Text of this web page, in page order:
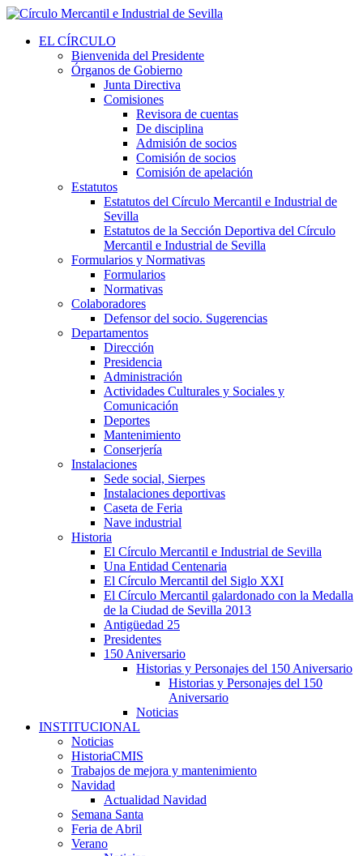
EL CÍRCULO
Bienvenida del Presidente
Órganos de Gobierno
Junta Directiva
Comisiones
Revisora de cuentas
De disciplina
Admisión de socios
Comisión de socios
Comisión de apelación
Estatutos
Estatutos del Círculo Mercantil e Industrial de
Sevilla
Estatutos de la Sección Deportiva del Círculo
Mercantil e Industrial de Sevilla
Formularios y Normativas
Formularios
Normativas
Colaboradores
Defensor del socio. Sugerencias
Departamentos
Dirección
Presidencia
Administración
Actividades Culturales y Sociales y
Comunicación
Deportes
Mantenimiento
Conserjería
Instalaciones
Sede social, Sierpes
Instalaciones deportivas
Caseta de Feria
Nave industrial
Historia
El Círculo Mercantil e Industrial de Sevilla
Una Entidad Centenaria
El Círculo Mercantil del Siglo XXI
El Círculo Mercantil galardonado con la Medalla
de la Ciudad de Sevilla 2013
Antigüedad 25
Presidentes
150 Aniversario
Historias y Personajes del 150 Aniversario
Historias y Personajes del 150
Aniversario
Noticias
INSTITUCIONAL
Noticias
HistoriaCMIS
Trabajos de mejora y mantenimiento
Navidad
Actualidad Navidad
Semana Santa
Feria de Abril
Verano